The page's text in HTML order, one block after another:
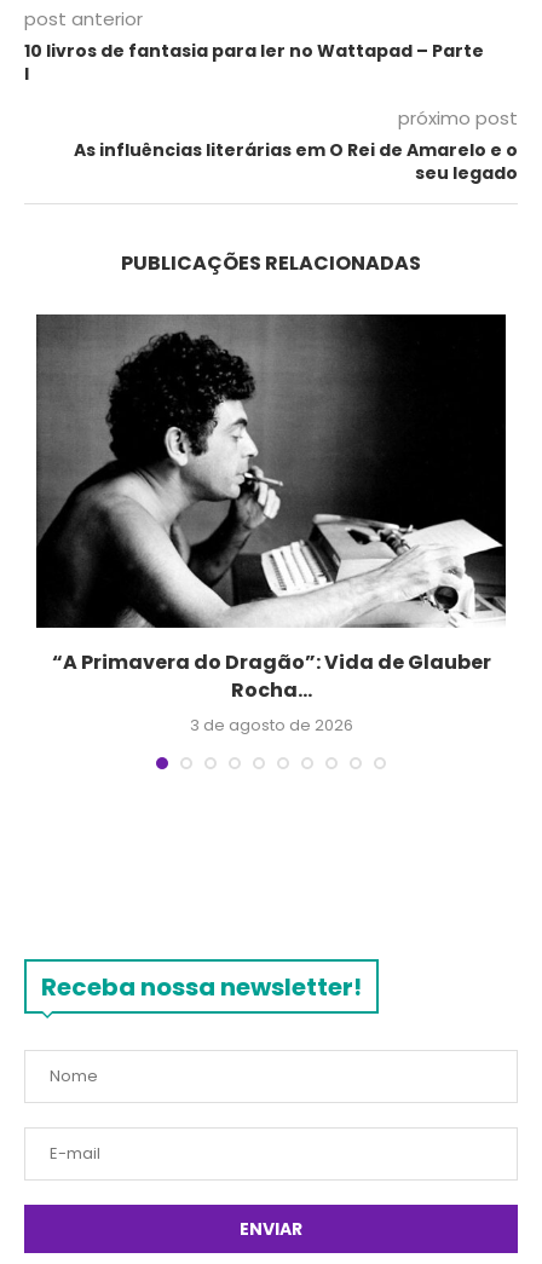
post anterior
10 livros de fantasia para ler no Wattapad – Parte
I
próximo post
As influências literárias em O Rei de Amarelo e o
seu legado
PUBLICAÇÕES RELACIONADAS
“A Primavera do Dragão”: Vida de Glauber
Rocha...
3 de agosto de 2026
Receba nossa newsletter!